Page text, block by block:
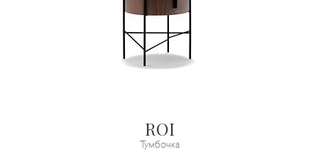
ROI
Тумбочка